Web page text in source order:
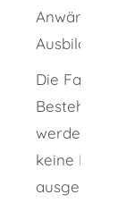
Die
Bestehen
werden.
keine
ausgebildet